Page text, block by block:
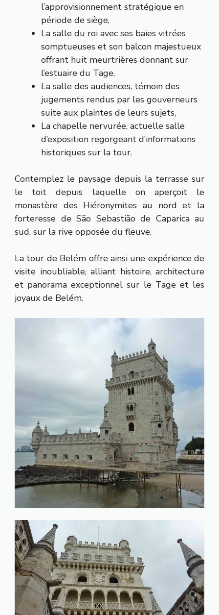
l’approvisionnement stratégique en
période de siège,
La salle du roi avec ses baies vitrées
somptueuses et son balcon majestueux
offrant huit meurtrières donnant sur
l’estuaire du Tage,
La salle des audiences, témoin des
jugements rendus par les gouverneurs
suite aux plaintes de leurs sujets,
La chapelle nervurée, actuelle salle
d’exposition regorgeant d’informations
historiques sur la tour.
Contemplez le paysage depuis la terrasse sur
le toit depuis laquelle on aperçoit le
monastère des Hiéronymites au nord et la
forteresse de São Sebastião de Caparica au
sud, sur la rive opposée du fleuve.
La tour de Belém offre ainsi une expérience de
visite inoubliable, alliant histoire, architecture
et panorama exceptionnel sur le Tage et les
joyaux de Belém.